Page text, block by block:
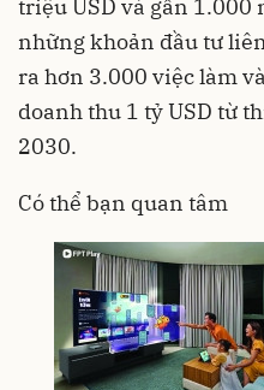
triệu USD và gần 1.000
những khoản đầu tư
ra hơn 3.000 việc làm
doanh thu 1 tỷ USD từ
2030.
Có thể bạn quan tâm